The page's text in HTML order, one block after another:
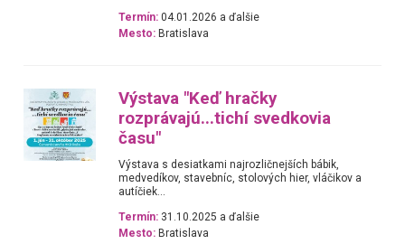
Termín: 04.01.2026 a ďalšie
Mesto: Bratislava
Výstava "Keď hračky
rozprávajú...tichí svedkovia
času"
Výstava s desiatkami najrozličnejších bábik,
medvedíkov, stavebníc, stolových hier, vláčikov a
autíčiek...
Termín: 31.10.2025 a ďalšie
Mesto: Bratislava